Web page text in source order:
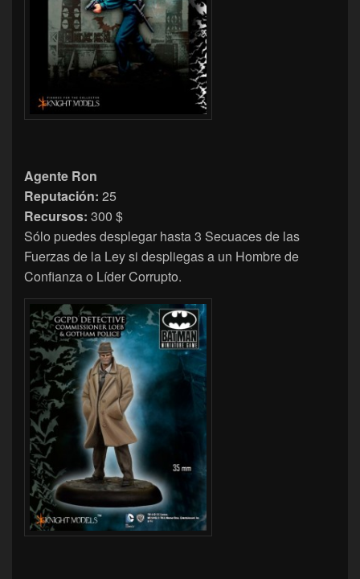
Agente Ron
Reputación: 25
Recursos: 300 $
Sólo puedes desplegar hasta 3 Secuaces de las
Fuerzas de la Ley si despliegas a un Hombre de
Confianza o Líder Corrupto.